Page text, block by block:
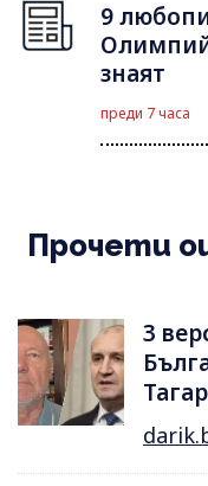
9
знаят
преди 7 часа
Прочети
3